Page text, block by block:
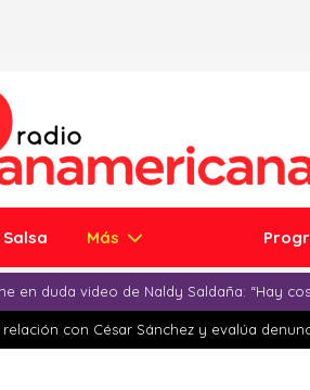
Salsa Más
en duda video de Naldy Saldaña: “Hay
con César Sánchez y evalúa